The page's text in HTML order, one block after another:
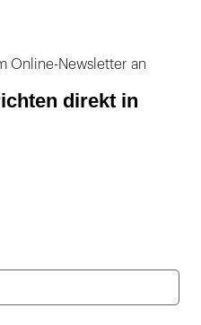
Online-Newsletter an
direkt in